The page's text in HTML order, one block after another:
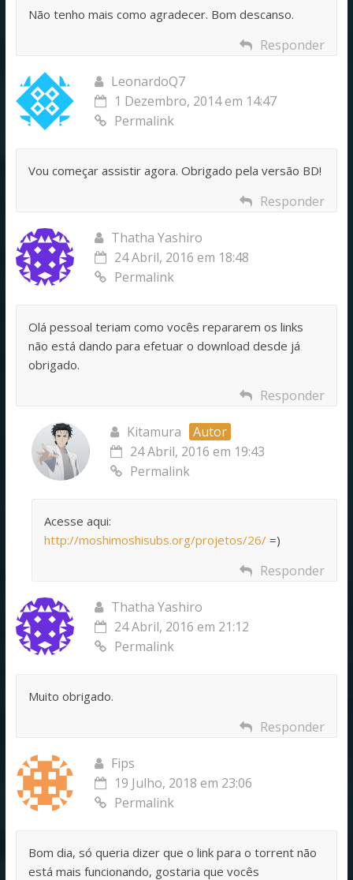
Não tenho mais como agradecer. Bom descanso.
Responder
LeonardoQ7
1 Dezembro, 2014 em 14:47
Permalink
Vou começar assistir agora. Obrigado pela versão BD!
Responder
Thatha Yashiro
24 Abril, 2016 em 18:48
Permalink
Olá pessoal teriam como vocês repararem os links
não está dando para efetuar o download desde já
obrigado.
Responder
Kitamura
Autor
24 Abril, 2016 em 19:43
Permalink
Acesse aqui:
http://moshimoshisubs.org/projetos/26/=)
Responder
Thatha Yashiro
24 Abril, 2016 em 21:12
Permalink
Muito obrigado.
Responder
Fips
19 Julho, 2018 em 23:06
Permalink
Bom dia, só queria dizer que o link para o torrent não
está mais funcionando, gostaria que vocês